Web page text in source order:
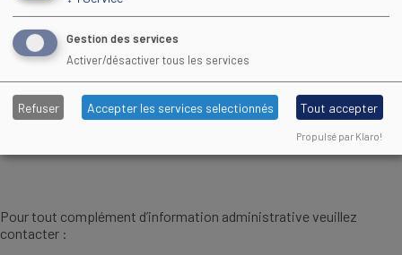
Regarder la vidéo
Consulter le réglement intérieur du CFA :
Règlement Intérieur applicable aux apprentis
Pour tout complément d’information administrative veuillez
contacter :
Gestion des services
Activer/désactiver tous les services
Refuser Accepter les services selectionnés Tout accepter
Propulsé par Klaro!